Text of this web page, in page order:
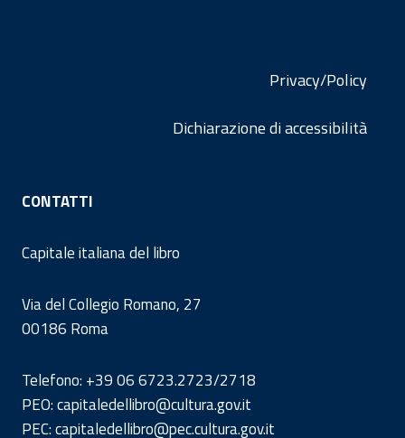
Privacy/Policy
Dichiarazione di accessibilità
CONTATTI
Capitale italiana del libro
Via del Collegio Romano, 27
00186 Roma
Telefono: +39 06 6723.2723/2718
PEO: capitaledellibro@cultura.gov.it
PEC: capitaledellibro@pec.cultura.gov.it